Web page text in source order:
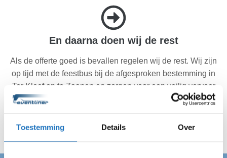
Toestemming Details Over
En daarna doen wij de rest
Als de offerte goed is bevallen regelen wij de rest. Wij zijn
op tijd met de feestbus bij de afgesproken bestemming in
Ter Kleef en te Zaanen en zorgen voor een veilig vervoer
van A naar B. Je hoeft je dus niet meer druk te maken